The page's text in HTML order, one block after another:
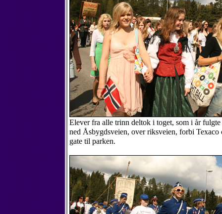
Elever fra alle trinn deltok i toget, som i år
ned Åsbygdsveien, over riksveien, forbi
gate til parken.